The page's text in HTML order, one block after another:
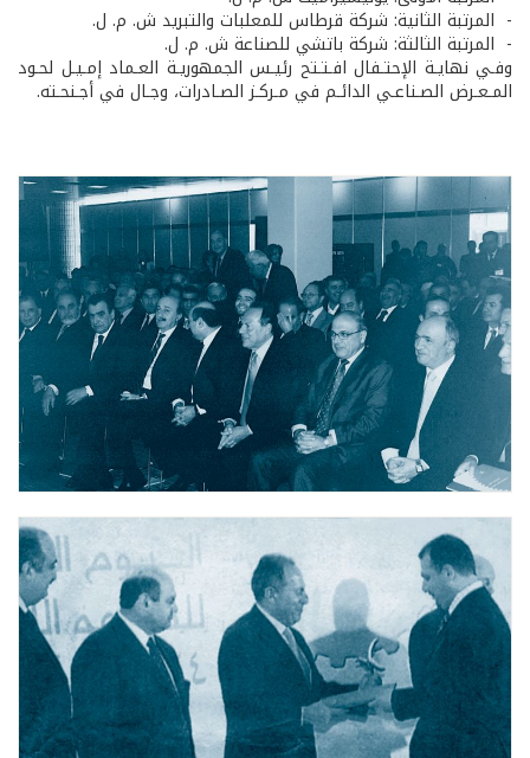
- المرتبة الثانية: شركة قرطاس للمعلبات والتبريد ش. م. ل.
- المرتبة الثالثة: شركة باتشي للصناعة ش. م. ل.
وفـي نهايـة الإحتـفال افـتـتح رئيـس الجمهوريـة العـماد إمـيـل لحـود
المـعـرض الصـناعـي الدائـم في مـركـز الصـادرات، وجـال في أجـنحـته.